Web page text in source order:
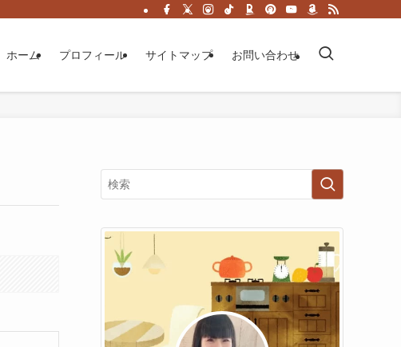
ホーム プロフィール サイトマップ お問い合わせ